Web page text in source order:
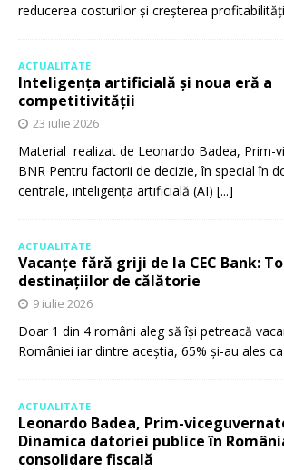
reducerea costurilor și creșterea
ACTUALITATE
Inteligența artificială și noua eră a
competitivității
23 iulie 2026
Material realizat de Leonardo Badea, Prim-
BNR Pentru factorii de decizie, în special în
centrale, inteligența artificială (AI) [...]
ACTUALITATE
Vacanțe fără griji de la CEC Bank:
destinațiilor de călătorie
9 iulie 2026
Doar 1 din 4 români aleg să își petreacă
României iar dintre aceștia, 65% și-au ales ca
ACTUALITATE
Leonardo Badea, Prim-
Dinamica datoriei publice în
consolidare fiscală